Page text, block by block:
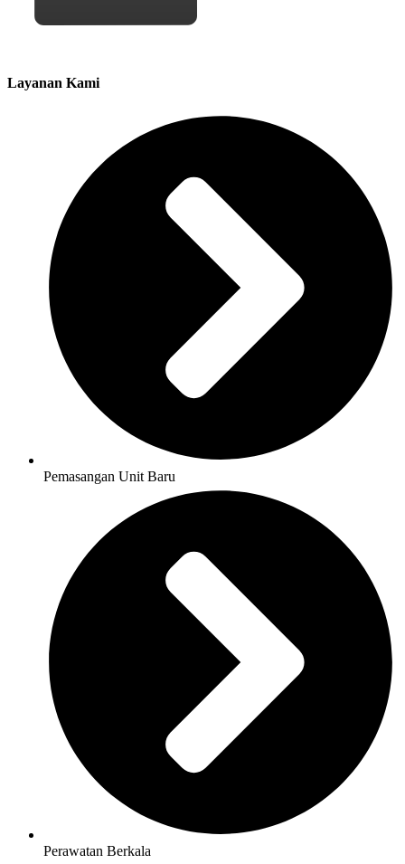
Layanan Kami
Pemasangan Unit Baru
Perawatan Berkala